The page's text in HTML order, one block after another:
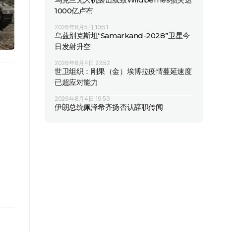
1000亿卢布
2026年8月5日 10:51
乌兹别克斯坦“Samarkand-2028”卫星今
日发射升空
2026年8月4日 22:52
世卫组织：刚果（金）埃博拉疫情蔓延速度
已超应对能力
2026年8月4日 19:50
伊朗总统佩泽希齐扬否认辞职传闻